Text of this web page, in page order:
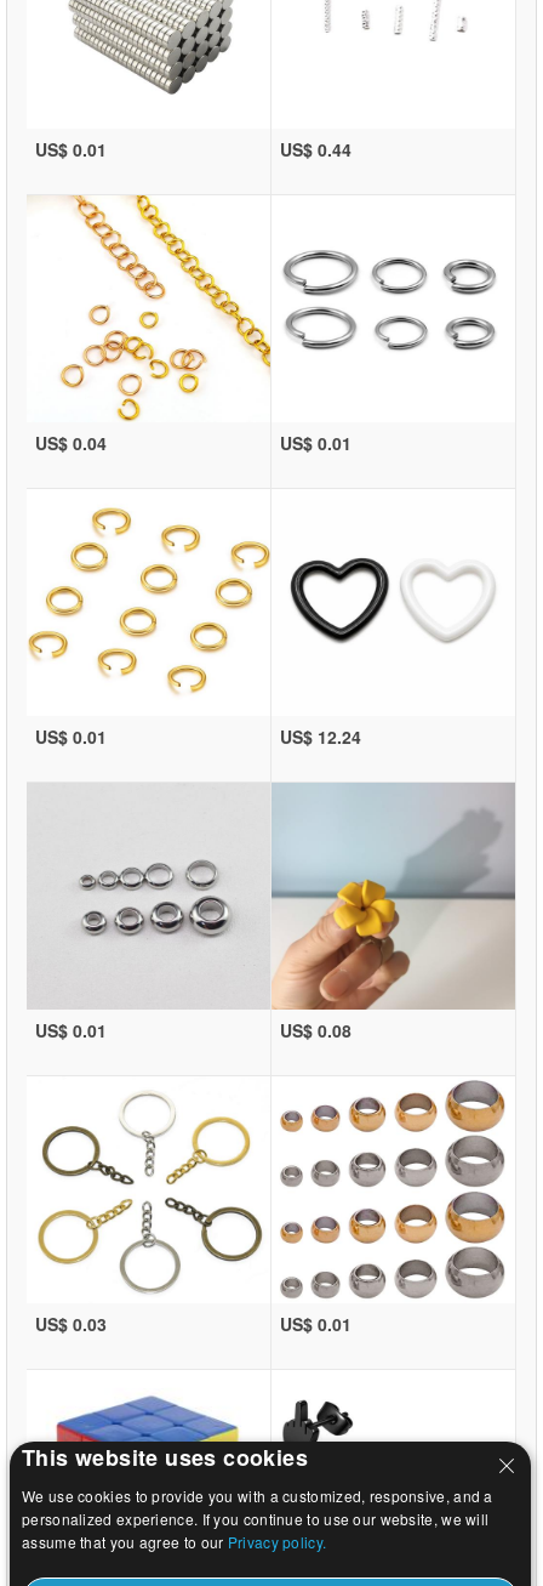
US$ 0.01 US$ 0.44
US$ 0.04 US$ 0.01
US$ 0.01 US$ 12.24
US$ 0.01 US$ 0.08
US$ 0.03 US$ 0.01
This website uses cookies
We use cookies to provide you with a customized, responsive, and a
personalized experience. If you continue to use our website, we will
assume that you agree to our Privacy policy.